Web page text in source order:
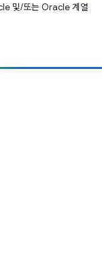
및/또는 Oracle 계열